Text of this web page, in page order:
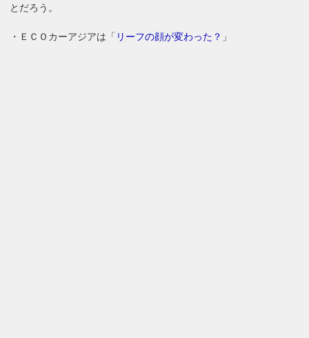
とだろう。
・ＥＣＯカーアジアは「 リーフの顔が変わった？ 」